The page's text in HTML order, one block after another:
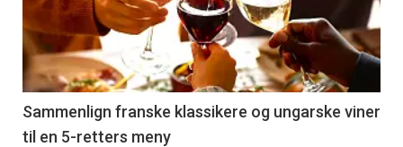
nå
-
5
Sammenlign franske klassikere og ungarske viner
til en 5-retters meny